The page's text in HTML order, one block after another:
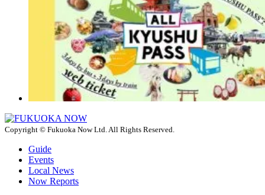
Copyright © Fukuoka Now Ltd. All Rights Reserved.
Guide
Events
Local News
Now Reports